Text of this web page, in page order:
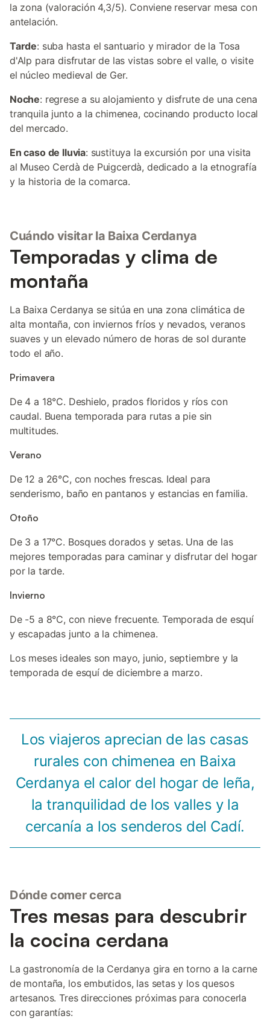
la zona (valoración 4,3/5). Conviene reservar mesa con
antelación.
Tarde: suba hasta el santuario y mirador de la Tosa
d'Alp para disfrutar de las vistas sobre el valle, o visite
el núcleo medieval de Ger.
Noche: regrese a su alojamiento y disfrute de una cena
tranquila junto a la chimenea, cocinando producto local
del mercado.
En caso de lluvia: sustituya la excursión por una visita
al Museo Cerdà de Puigcerdà, dedicado a la etnografía
y la historia de la comarca.
Cuándo visitar la Baixa Cerdanya
Temporadas y clima de
montaña
La Baixa Cerdanya se sitúa en una zona climática de
alta montaña, con inviernos fríos y nevados, veranos
suaves y un elevado número de horas de sol durante
todo el año.
Primavera
De 4 a 18°C. Deshielo, prados floridos y ríos con
caudal. Buena temporada para rutas a pie sin
multitudes.
Verano
De 12 a 26°C, con noches frescas. Ideal para
senderismo, baño en pantanos y estancias en familia.
Otoño
De 3 a 17°C. Bosques dorados y setas. Una de las
mejores temporadas para caminar y disfrutar del hogar
por la tarde.
Invierno
De -5 a 8°C, con nieve frecuente. Temporada de esquí
y escapadas junto a la chimenea.
Los meses ideales son mayo, junio, septiembre y la
temporada de esquí de diciembre a marzo.
Los viajeros aprecian de las casas
rurales con chimenea en Baixa
Cerdanya el calor del hogar de leña,
la tranquilidad de los valles y la
cercanía a los senderos del Cadí.
Dónde comer cerca
Tres mesas para descubrir
la cocina cerdana
La gastronomía de la Cerdanya gira en torno a la carne
de montaña, los embutidos, las setas y los quesos
artesanos. Tres direcciones próximas para conocerla
con garantías: